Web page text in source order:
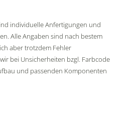
individuelle Anfertigungen und
Alle Angaben sind nach bestem
aber trotzdem Fehler
bei Unsicherheiten bzgl. Farbcode
und passenden Komponenten